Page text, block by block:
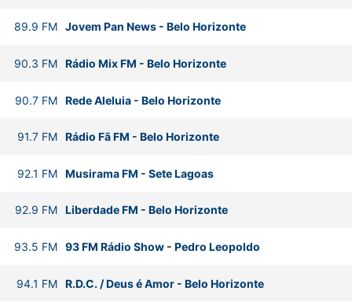
89.9 FM Jovem Pan News- Belo Horizonte
90.3 FM Rádio Mix FM - Belo Horizonte
90.7 FM Rede Aleluia- Belo Horizonte
91.7 FM Rádio Fã FM - Belo Horizonte
92.1 FM Musirama FM - Sete Lagoas
92.9 FM Liberdade FM - Belo Horizonte
93.5 FM 93 FM Rádio Show- Pedro Leopoldo
94.1 FM R.D.C. / Deus é Amor- Belo Horizonte